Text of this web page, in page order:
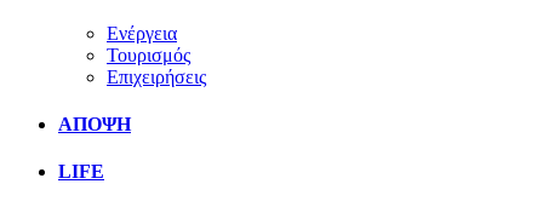
Ενέργεια
Τουρισμός
Επιχειρήσεις
ΑΠΟΨΗ
LIFE